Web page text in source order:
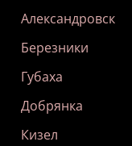
Александровск
Березники
Губаха
Добрянка
Кизел